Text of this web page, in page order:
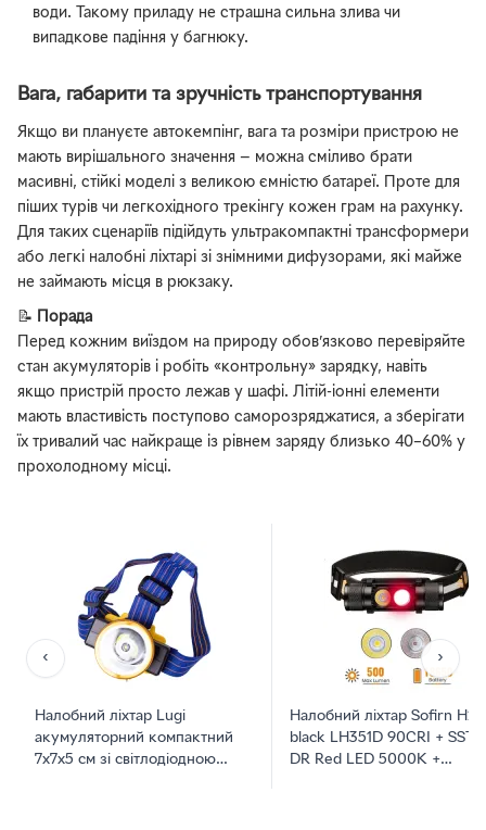
води. Такому приладу не страшна сильна злива чи
випадкове падіння у багнюку.
Вага, габарити та зручність транспортування
Якщо ви плануєте автокемпінг, вага та розміри пристрою не
мають вирішального значення — можна сміливо брати
масивні, стійкі моделі з великою ємністю батареї. Проте для
піших турів чи легкохідного трекінгу кожен грам на рахунку.
Для таких сценаріїв підійдуть ультракомпактні трансформери
або легкі налобні ліхтарі зі знімними дифузорами, які майже
не займають місця в рюкзаку.
📝
Порада
Перед кожним виїздом на природу обов’язково перевіряйте
стан акумуляторів і робіть «контрольну» зарядку, навіть
якщо пристрій просто лежав у шафі. Літій-іонні елементи
мають властивість поступово саморозряджатися, а зберігати
їх тривалий час найкраще із рівнем заряду близько 40–60% у
прохолодному місці.
‹
Налобний ліхтар Lugi
акумуляторний компактний
7х7х5 см зі світлодіодною
Налобний ліхтар Sofirn
black LH351D 90CRI + SST
DR Red LED 5000K +
›